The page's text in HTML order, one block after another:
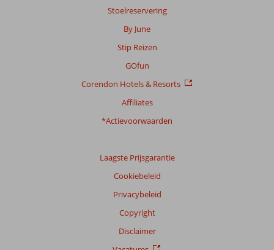
Stoelreservering
By June
Stip Reizen
GOfun
Corendon Hotels & Resorts
Affiliates
*Actievoorwaarden
Laagste Prijsgarantie
Cookiebeleid
Privacybeleid
Copyright
Disclaimer